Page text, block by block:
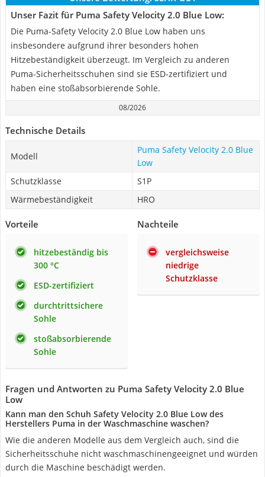
Unser Fazit für Puma Safety Velocity 2.0 Blue Low:
Die Puma-Safety Velocity 2.0 Blue Low haben uns
insbesondere aufgrund ihrer besonders hohen
Hitzebeständigkeit überzeugt. Im Vergleich zu anderen
Puma-Sicherheitsschuhen sind sie ESD-zertifiziert und
haben eine stoßabsorbierende Sohle.
08/2026
Technische Details
Modell
Puma Safety Velocity 2.0 Blue
Low
Schutzklasse
S1P
Wärmebeständigkeit
HRO
Vorteile
hitzebeständig bis
300 °C
ESD-zertifiziert
durchtrittsichere
Sohle
stoßabsorbierende
Sohle
Nachteile
vergleichsweise
niedrige
Schutzklasse
Fragen und Antworten zu Puma Safety Velocity 2.0 Blue
Low
Kann man den Schuh Safety Velocity 2.0 Blue Low des
Herstellers Puma in der Waschmaschine waschen?
Wie die anderen Modelle aus dem Vergleich auch, sind die
Sicherheitsschuhe nicht waschmaschinengeeignet und würden
durch die Maschine beschädigt werden.